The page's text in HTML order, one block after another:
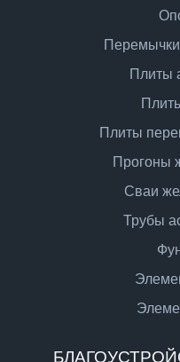
Плиты
Плиты
Прогоны
Сваи
Трубы